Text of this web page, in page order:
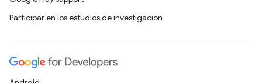
Participar en los estudios de investigación